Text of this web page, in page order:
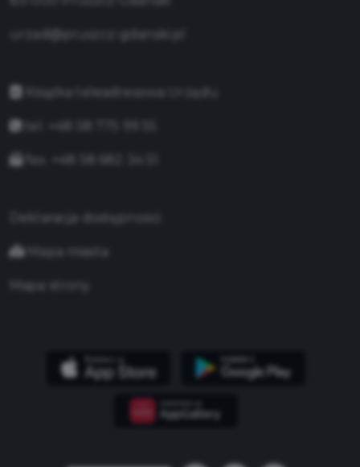
urzad@pruszcz-gdanski.pl
Książka teleadresowa Urzędu
Deklaracja dostępności
Mapa miasta
Mapa strony